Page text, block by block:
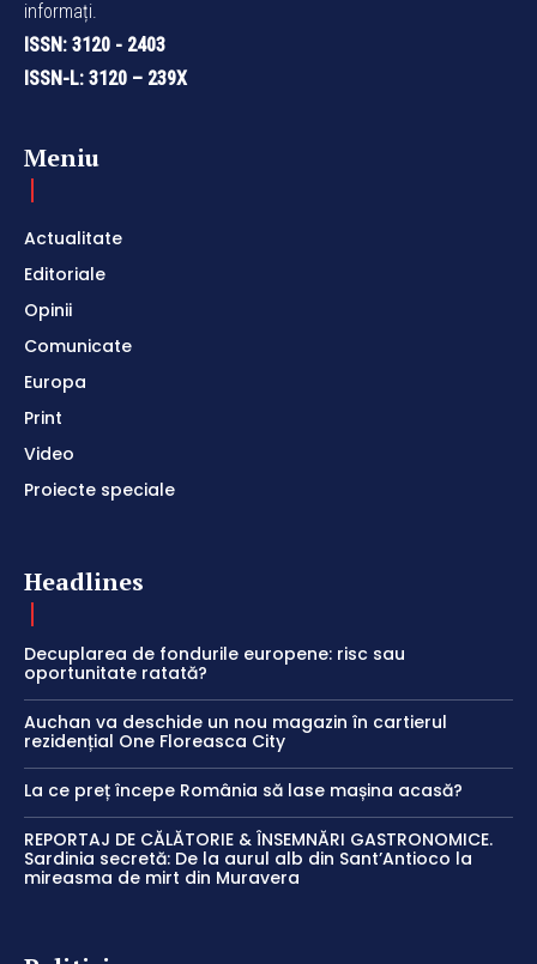
informați.
ISSN: 3120 - 2403
ISSN-L: 3120 – 239X
Meniu
Actualitate
Editoriale
Opinii
Comunicate
Europa
Print
Video
Proiecte speciale
Headlines
Decuplarea de fondurile europene: risc sau
oportunitate ratată?
Auchan va deschide un nou magazin în cartierul
rezidențial One Floreasca City
La ce preț începe România să lase mașina acasă?
REPORTAJ DE CĂLĂTORIE & ÎNSEMNĂRI GASTRONOMICE.
Sardinia secretă: De la aurul alb din Sant’Antioco la
mireasma de mirt din Muravera